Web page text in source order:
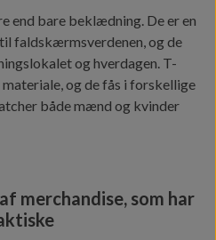
end bare beklædning. De er en
faldskærmsverdenen, og de
og hverdagen. T-
og de fås i forskellige
både mænd og kvinder
merchandise, som har